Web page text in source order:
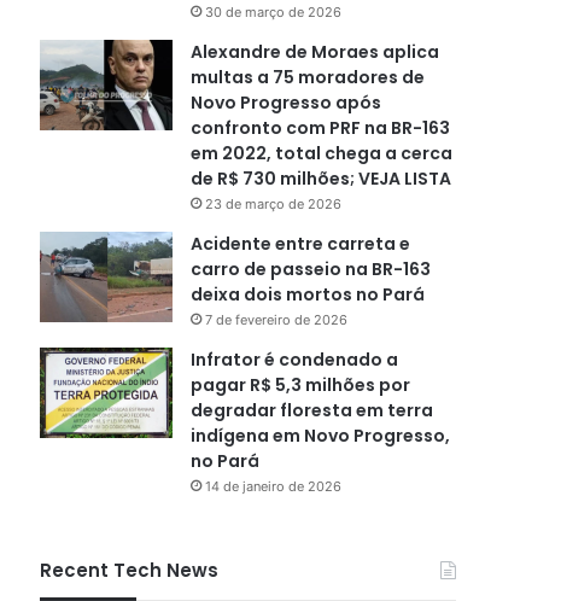
30 de março de 2026
Alexandre de Moraes aplica
multas a 75 moradores de
Novo Progresso após
confronto com PRF na BR-163
em 2022, total chega a cerca
de R$ 730 milhões; VEJA LISTA
23 de março de 2026
Acidente entre carreta e
carro de passeio na BR-163
deixa dois mortos no Pará
7 de fevereiro de 2026
Infrator é condenado a
pagar R$ 5,3 milhões por
degradar floresta em terra
indígena em Novo Progresso,
no Pará
14 de janeiro de 2026
Recent Tech News